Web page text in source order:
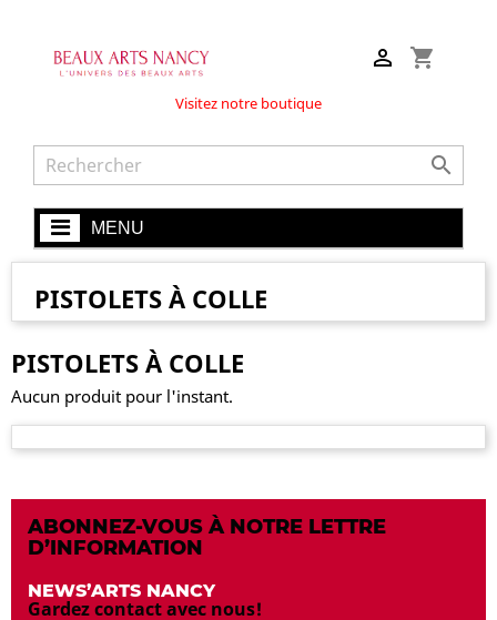
shopping_cart

Visitez notre boutique

MENU
PISTOLETS À COLLE
PISTOLETS À COLLE
Aucun produit pour l'instant.
ABONNEZ-VOUS À NOTRE LETTRE
D’INFORMATION
NEWS’ARTS NANCY
Gardez contact avec nous!